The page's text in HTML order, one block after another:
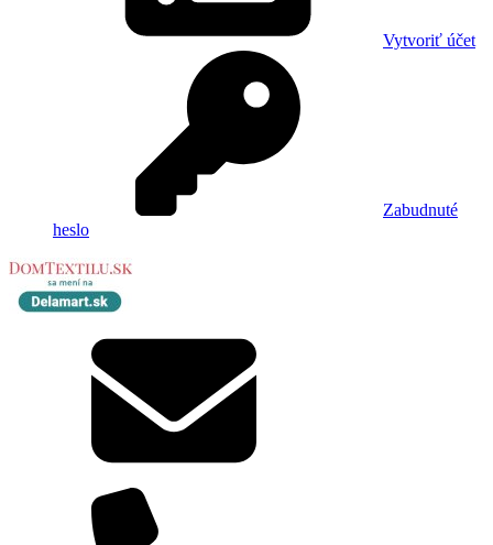
Vytvoriť účet
Zabudnuté
heslo